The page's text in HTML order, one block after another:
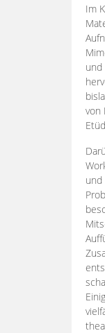
Im
und
von
und